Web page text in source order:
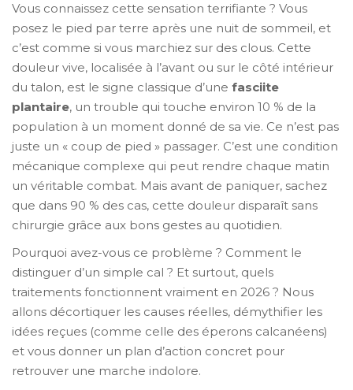
Vous connaissez cette sensation terrifiante ? Vous
posez le pied par terre après une nuit de sommeil, et
c’est comme si vous marchiez sur des clous. Cette
douleur vive, localisée à l’avant ou sur le côté intérieur
du talon, est le signe classique d’une fasciite
plantaire, un trouble qui touche environ 10 % de la
population à un moment donné de sa vie. Ce n’est pas
juste un « coup de pied » passager. C’est une condition
mécanique complexe qui peut rendre chaque matin
un véritable combat. Mais avant de paniquer, sachez
que dans 90 % des cas, cette douleur disparaît sans
chirurgie grâce aux bons gestes au quotidien.
Pourquoi avez-vous ce problème ? Comment le
distinguer d’un simple cal ? Et surtout, quels
traitements fonctionnent vraiment en 2026 ? Nous
allons décortiquer les causes réelles, démythifier les
idées reçues (comme celle des éperons calcanéens)
et vous donner un plan d’action concret pour
retrouver une marche indolore.